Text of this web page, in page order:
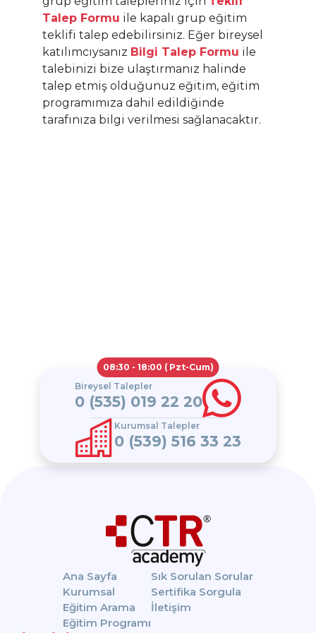
Eğitimin Süresi:
8 saat (1 gün)
Eğitimin İçeriği:
Helal gıda nedir?
OIC/SMIIC 24'ün tarihsel gelişimi
Helal gıda sisteminin faydaları
Terimler ve tanımlar
Temel kavramlar ve yapı
Talep Formu ile kapalı grup eğitim
teklifi talep edebilirsiniz. Eğer bireysel
katılımcıysanız Bilgi Talep Formu ile
talebinizi bize ulaştırmanız halinde
talep etmiş olduğunuz eğitim, eğitim
programımıza dahil edildiğinde
tarafınıza bilgi verilmesi sağlanacaktır.
08:30 - 18:00 ( Pzt-Cum)
Bireysel Talepler
0 (535) 019 22 20
Kurumsal Talepler
0 (539) 516 33 23
Ana Sayfa
Kurumsal
Eğitim Arama
Eğitim Programı
Sık Sorulan Sorular
Sertifika Sorgula
İletişim